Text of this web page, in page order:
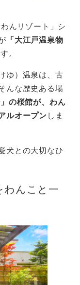
んリゾート」シ
「大江戸温泉物
。
ゆ）温泉は、古
んな歴史ある場
の桜館が、わん
ルオープンしま
犬との大切なひ
わんこと一